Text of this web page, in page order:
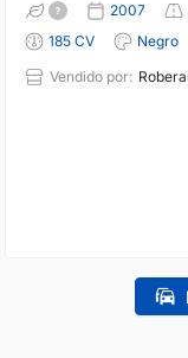
2007
185 CV
Negro
Vendido por: